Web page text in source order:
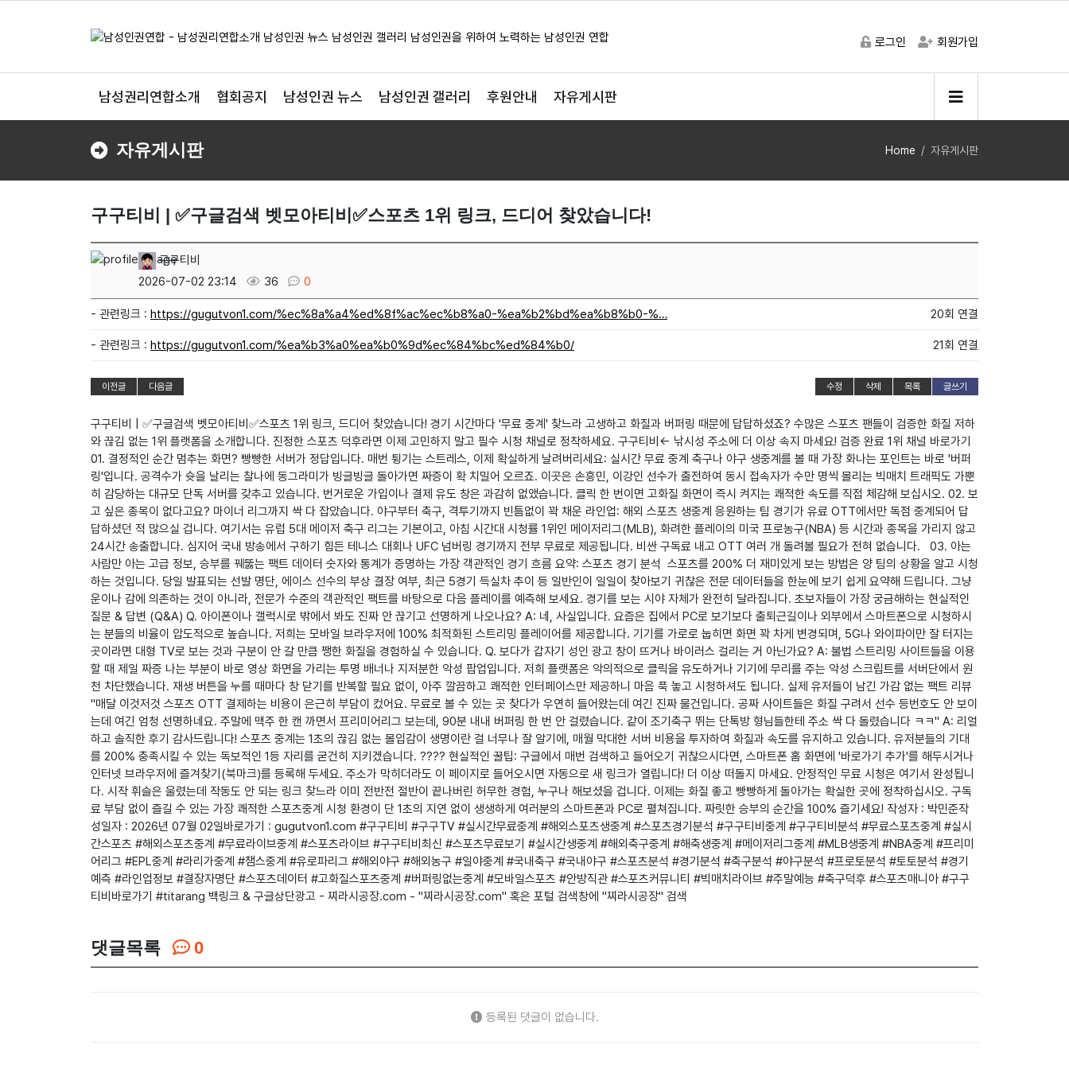
로그인 회원가입
남성권리연합소개 협회공지 남성인권 뉴스 남성인권 갤러리 후원안내 자유게시판
자유게시판 Home 자유게시판
구구티비 | ✅구글검색 벳모아티비✅스포츠 1위 링크, 드디어 찾았습니다!
구구티비
2026-07-02 23:14
36 0
- 관련링크 : https://gugutvon1.com/%ec%8a%a4%ed%8f%ac%ec%b8%a0-%ea%b2%bd%ea%b8%b0-%… 20회 연결
- 관련링크 : https://gugutvon1.com/%ea%b3%a0%ea%b0%9d%ec%84%bc%ed%84%b0/ 21회 연결
이전글 다음글 수정 삭제 목록 글쓰기
구구티비 | ✅구글검색 벳모아티비✅스포츠 1위 링크, 드디어 찾았습니다! 경기 시간마다 '무료 중계' 찾느라 고생하고 화질과 버퍼링 때문에 답답하셨죠? 수많은 스포츠 팬들이 검증한 화질 저하
와 끊김 없는 1위 플랫폼을 소개합니다. 진정한 스포츠 덕후라면 이제 고민하지 말고 필수 시청 채널로 정착하세요. 구구티비← 낚시성 주소에 더 이상 속지 마세요! 검증 완료 1위 채널 바로가기
01. 결정적인 순간 멈추는 화면? 빵빵한 서버가 정답입니다. 매번 튕기는 스트레스, 이제 확실하게 날려버리세요: 실시간 무료 중계 축구나 야구 생중계를 볼 때 가장 화나는 포인트는 바로 '버퍼
링'입니다. 공격수가 슛을 날리는 찰나에 동그라미가 빙글빙글 돌아가면 짜증이 확 치밀어 오르죠. 이곳은 손흥민, 이강인 선수가 출전하여 동시 접속자가 수만 명씩 몰리는 빅매치 트래픽도 가뿐
히 감당하는 대규모 단독 서버를 갖추고 있습니다. 번거로운 가입이나 결제 유도 창은 과감히 없앴습니다. 클릭 한 번이면 고화질 화면이 즉시 켜지는 쾌적한 속도를 직접 체감해 보십시오. 02. 보
고 싶은 종목이 없다고요? 마이너 리그까지 싹 다 잡았습니다. 야구부터 축구, 격투기까지 빈틈없이 꽉 채운 라인업: 해외 스포츠 생중계 응원하는 팀 경기가 유료 OTT에서만 독점 중계되어 답
답하셨던 적 많으실 겁니다. 여기서는 유럽 5대 메이저 축구 리그는 기본이고, 아침 시간대 시청률 1위인 메이저리그(MLB), 화려한 플레이의 미국 프로농구(NBA) 등 시간과 종목을 가리지 않고
24시간 송출합니다. 심지어 국내 방송에서 구하기 힘든 테니스 대회나 UFC 넘버링 경기까지 전부 무료로 제공됩니다. 비싼 구독료 내고 OTT 여러 개 돌려볼 필요가 전혀 없습니다. 03. 아는
사람만 아는 고급 정보, 승부를 꿰뚫는 팩트 데이터 숫자와 통계가 증명하는 가장 객관적인 경기 흐름 요약: 스포츠 경기 분석 스포츠를 200% 더 재미있게 보는 방법은 양 팀의 상황을 알고 시청
하는 것입니다. 당일 발표되는 선발 명단, 에이스 선수의 부상 결장 여부, 최근 5경기 득실차 추이 등 일반인이 일일이 찾아보기 귀찮은 전문 데이터들을 한눈에 보기 쉽게 요약해 드립니다. 그냥
운이나 감에 의존하는 것이 아니라, 전문가 수준의 객관적인 팩트를 바탕으로 다음 플레이를 예측해 보세요. 경기를 보는 시야 자체가 완전히 달라집니다. 초보자들이 가장 궁금해하는 현실적인
질문 & 답변 (Q&A) Q. 아이폰이나 갤럭시로 밖에서 봐도 진짜 안 끊기고 선명하게 나오나요? A: 네, 사실입니다. 요즘은 집에서 PC로 보기보다 출퇴근길이나 외부에서 스마트폰으로 시청하시
는 분들의 비율이 압도적으로 높습니다. 저희는 모바일 브라우저에 100% 최적화된 스트리밍 플레이어를 제공합니다. 기기를 가로로 눕히면 화면 꽉 차게 변경되며, 5G나 와이파이만 잘 터지는
곳이라면 대형 TV로 보는 것과 구분이 안 갈 만큼 쨍한 화질을 경험하실 수 있습니다. Q. 보다가 갑자기 성인 광고 창이 뜨거나 바이러스 걸리는 거 아닌가요? A: 불법 스트리밍 사이트들을 이용
할 때 제일 짜증 나는 부분이 바로 영상 화면을 가리는 투명 배너나 지저분한 악성 팝업입니다. 저희 플랫폼은 악의적으로 클릭을 유도하거나 기기에 무리를 주는 악성 스크립트를 서버단에서 원
천 차단했습니다. 재생 버튼을 누를 때마다 창 닫기를 반복할 필요 없이, 아주 깔끔하고 쾌적한 인터페이스만 제공하니 마음 푹 놓고 시청하셔도 됩니다. 실제 유저들이 남긴 가감 없는 팩트 리뷰
"매달 이것저것 스포츠 OTT 결제하는 비용이 은근히 부담이 컸어요. 무료로 볼 수 있는 곳 찾다가 우연히 들어왔는데 여긴 진짜 물건입니다. 공짜 사이트들은 화질 구려서 선수 등번호도 안 보이
는데 여긴 엄청 선명하네요. 주말에 맥주 한 캔 까면서 프리미어리그 보는데, 90분 내내 버퍼링 한 번 안 걸렸습니다. 같이 조기축구 뛰는 단톡방 형님들한테 주소 싹 다 돌렸습니다 ㅋㅋ" A: 리얼
하고 솔직한 후기 감사드립니다! 스포츠 중계는 1초의 끊김 없는 몰입감이 생명이란 걸 너무나 잘 알기에, 매월 막대한 서버 비용을 투자하여 화질과 속도를 유지하고 있습니다. 유저분들의 기대
를 200% 충족시킬 수 있는 독보적인 1등 자리를 굳건히 지키겠습니다. ???? 현실적인 꿀팁: 구글에서 매번 검색하고 들어오기 귀찮으시다면, 스마트폰 홈 화면에 '바로가기 추가'를 해두시거나
인터넷 브라우저에 즐겨찾기(북마크)를 등록해 두세요. 주소가 막히더라도 이 페이지로 들어오시면 자동으로 새 링크가 열립니다! 더 이상 떠돌지 마세요. 안정적인 무료 시청은 여기서 완성됩니
다. 시작 휘슬은 울렸는데 작동도 안 되는 링크 찾느라 이미 전반전 절반이 끝나버린 허무한 경험, 누구나 해보셨을 겁니다. 이제는 화질 좋고 빵빵하게 돌아가는 확실한 곳에 정착하십시오. 구독
료 부담 없이 즐길 수 있는 가장 쾌적한 스포츠중계 시청 환경이 단 1초의 지연 없이 생생하게 여러분의 스마트폰과 PC로 펼쳐집니다. 짜릿한 승부의 순간을 100% 즐기세요! 작성자 : 박민준작
성일자 : 2026년 07월 02일바로가기 : gugutvon1.com #구구티비 #구구TV #실시간무료중계 #해외스포츠생중계 #스포츠경기분석 #구구티비중계 #구구티비분석 #무료스포츠중계 #실시
간스포츠 #해외스포츠중계 #무료라이브중계 #스포츠라이브 #구구티비최신 #스포츠무료보기 #실시간생중계 #해외축구중계 #해축생중계 #메이저리그중계 #MLB생중계 #NBA중계 #프리미
어리그 #EPL중계 #라리가중계 #챔스중계 #유로파리그 #해외야구 #해외농구 #일야중계 #국내축구 #국내야구 #스포츠분석 #경기분석 #축구분석 #야구분석 #프로토분석 #토토분석 #경기
예측 #라인업정보 #결장자명단 #스포츠데이터 #고화질스포츠중계 #버퍼링없는중계 #모바일스포츠 #안방직관 #스포츠커뮤니티 #빅매치라이브 #주말예능 #축구덕후 #스포츠매니아 #구구
티비바로가기 #titarang 백링크 & 구글상단광고 - 찌라시공장.com - "찌라시공장.com" 혹은 포털 검색창에 "찌라시공장" 검색
댓글목록 0
등록된 댓글이 없습니다.